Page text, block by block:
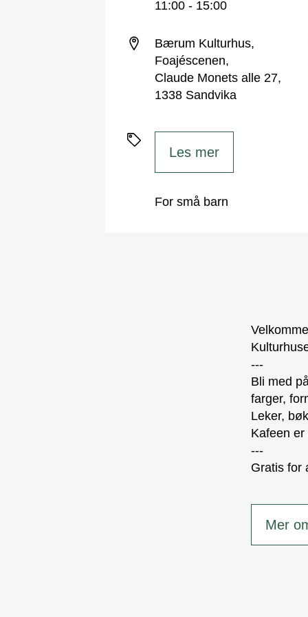
11:00 - 15:00
Bærum Kulturhus,
Foajéscenen,
Claude Monets alle 27,
1338 Sandvika
Les mer
For små barn
---
Bli med
farger,
Leker,
Kafeen
---
Gratis for
Mer